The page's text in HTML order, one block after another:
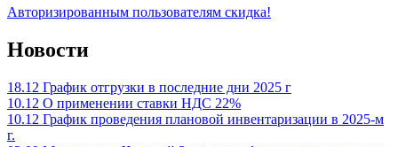
Авторизированным пользователям скидка!
Новости
18.12 График отгрузки в последние дни 2025 г
10.12 О применении ставки НДС 22%
10.12 График проведения плановой инвентаризации в 2025-м
г.